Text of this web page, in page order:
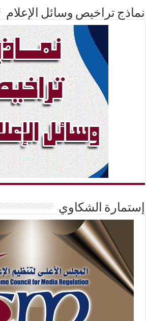
نماذج تراخيص وسائل الإعلام
إستمارة الشكاوي